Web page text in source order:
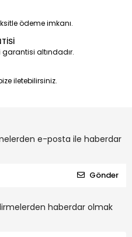
ödeme imkanı.
altındadır.
iletebilirsiniz.
e-posta ile haberdar
Gönder
haberdar olmak